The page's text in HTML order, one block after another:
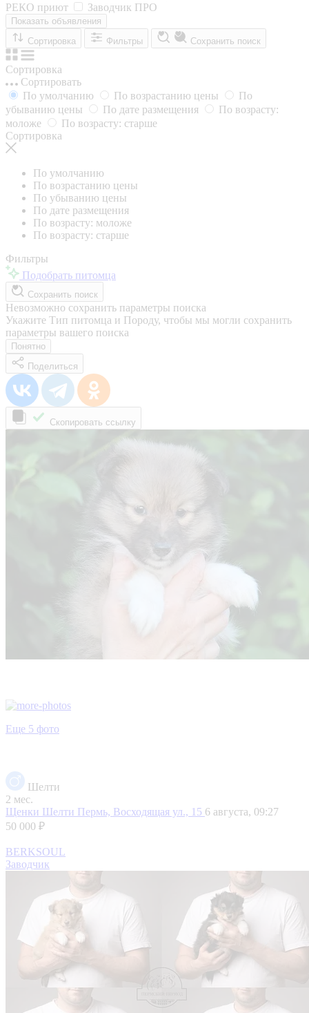
РЕКО приют
Заводчик ПРО
Показать объявления
Сортировка
Фильтры Сохранить поиск
Сортировка
Сортировать
По умолчанию
По возрастанию цены
По
убыванию цены
По дате размещения
По возрасту:
моложе
По возрасту: старше
Сортировка
По умолчанию
По возрастанию цены
По убыванию цены
По дате размещения
По возрасту: моложе
По возрасту: старше
Фильтры
Подобрать питомца
Сохранить поиск
Невозможно сохранить параметры поиска
Укажите Тип питомца и Породу, чтобы мы могли сохранить
параметры вашего поиска
Понятно
Поделиться
Скопировать ссылку
Еще 5 фото
Шелти
2 мес.
Щенки Шелти Пермь, Восходящая ул., 15 6 августа, 09:27
50 000 ₽
BERKSOUL
Заводчик